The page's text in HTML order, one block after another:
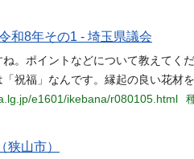
和8年その1 - 埼玉県議会
ね。ポイントなどについて教えて
祝福」なんです。縁起の良い花材
e1601/ikebana/r080105.html
山市）